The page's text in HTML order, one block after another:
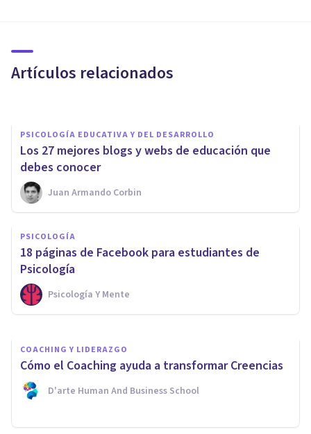
Artículos relacionados
expansión
PSICOLOGÍA EDUCATIVA Y DEL DESARROLLO
Los 27 mejores blogs y webs de educación que
debes conocer
Juan Armando Corbin
PSICOLOGÍA
​18 páginas de Facebook para estudiantes de
Psicología
Psicología Y Mente
Por qué negar nuestros
problemas es la peor solución
Javi Soriano
COACHING Y LIDERAZGO
Cómo el Coaching ayuda a transformar Creencias
D'arte Human And Business School